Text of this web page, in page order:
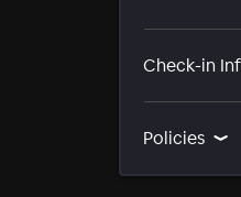
Check-in
Policies